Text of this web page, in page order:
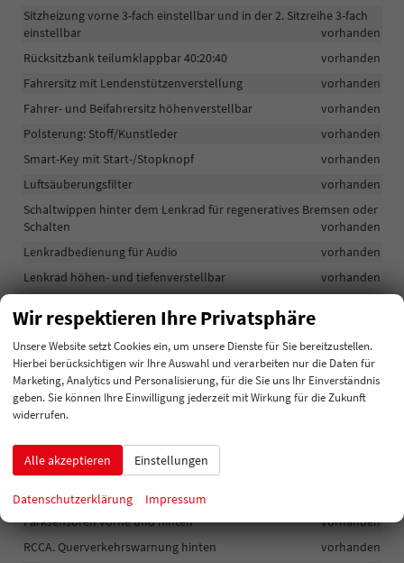
Sitzheizung vorne 3-fach einstellbar und in der 2. Sitzreihe 3-fach
einstellbar
vorhanden
Rücksitzbank teilumklappbar 40:20:40
vorhanden
Fahrersitz mit Lendenstützenverstellung
vorhanden
Fahrer- und Beifahrersitz höhenverstellbar
vorhanden
Polsterung: Stoff/Kunstleder
vorhanden
Smart-Key mit Start-/Stopknopf
vorhanden
Luftsäuberungsfilter
vorhanden
Schaltwippen hinter dem Lenkrad für regeneratives Bremsen oder
Schalten
vorhanden
Lenkradbedienung für Audio
vorhanden
Lenkrad höhen- und tiefenverstellbar
vorhanden
Klimaautomatik 3-Zonen
Innenspiegel automatisch dimmend
vorhanden
Fensterheber vorne und hinten elektrisch bedienbar
vorhanden
Gepäckraumbeleuchtung
vorhanden
Nebelschlussleuchte
Parkbremse elektrisch mit Auto-Hold-Funktion
Parksensoren vorne und hinten
vorhanden
RCCA. Querverkehrswarnung hinten
vorhanden
Wir respektieren Ihre Privatsphäre
Unsere Website setzt Cookies ein, um unsere Dienste für Sie bereitzustellen.
Hierbei berücksichtigen wir Ihre Auswahl und verarbeiten nur die Daten für
Marketing, Analytics und Personalisierung, für die Sie uns Ihr Einverständnis
geben. Sie können Ihre Einwilligung jederzeit mit Wirkung für die Zukunft
widerrufen.
Alle akzeptieren Einstellungen
Datenschutzerklärung Impressum